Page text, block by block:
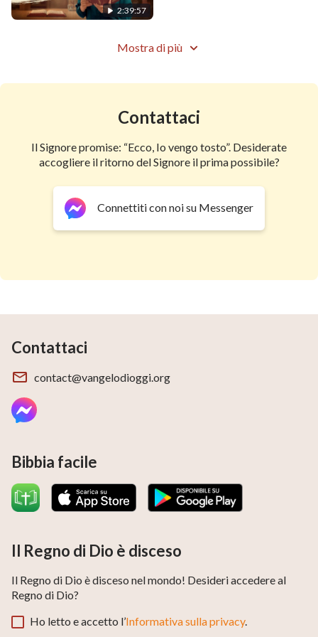
2:39:57
Mostra di più
Contattaci
Il Signore promise: “Ecco, Io vengo tosto”. Desiderate
accogliere il ritorno del Signore il prima possibile?
Connettiti con noi su Messenger
Contattaci
contact@vangelodioggi.org
Bibbia facile
Il Regno di Dio è disceso
Il Regno di Dio è disceso nel mondo! Desideri accedere al
Regno di Dio?
Ho letto e accetto l’Informativa sulla privacy.